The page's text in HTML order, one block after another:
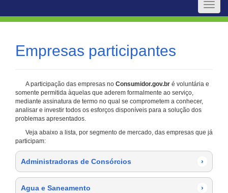
Toggle
Empresas participantes
A participação das empresas no Consumidor.gov.br é voluntária e
somente permitida àquelas que aderem formalmente ao serviço,
mediante assinatura de termo no qual se comprometem a conhecer,
analisar e investir todos os esforços disponíveis para a solução dos
problemas apresentados.
Veja abaixo a lista, por segmento de mercado, das empresas que já
participam:
Administradoras de Consórcios ›
Agua e Saneamento ›